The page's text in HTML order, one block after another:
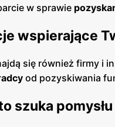
w sprawie
wspierające
się również firmy i
od pozyskiwania
szuka